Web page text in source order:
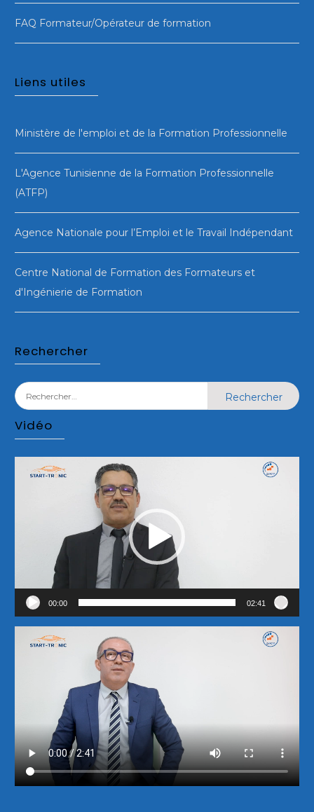
FAQ Formateur/Opérateur de formation
Liens utiles
Ministère de l'emploi et de la Formation Professionnelle
L'Agence Tunisienne de la Formation Professionnelle
(ATFP)
Agence Nationale pour l’Emploi et le Travail Indépendant
Centre National de Formation des Formateurs et
d'Ingénierie de Formation
Rechercher
Rechercher :
Vidéo
Lecteur
00:00 02:41